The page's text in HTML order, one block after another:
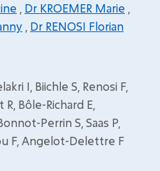
Dr KROEMER Marie
Dr RENOSI Florian
I, Biichle S, Renosi F,
Bôle-Richard E,
Perrin S, Saas P,
F, Angelot-Delettre F